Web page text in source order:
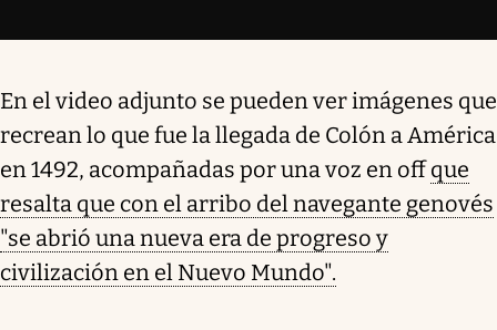
En el video adjunto se pueden ver imágenes que
recrean lo que fue la llegada de Colón a América
en 1492, acompañadas por una voz en offque
resalta que con el arribo del navegante genovés
"se abrió una nueva era de progreso y
civilización en el Nuevo Mundo".